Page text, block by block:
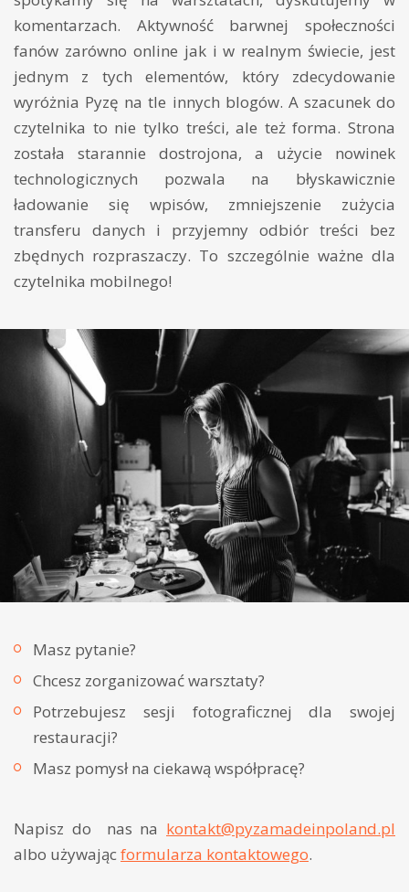
komentarzach. Aktywność barwnej społeczności
fanów zarówno online jak i w realnym świecie, jest
jednym z tych elementów, który zdecydowanie
wyróżnia Pyzę na tle innych blogów. A szacunek do
czytelnika to nie tylko treści, ale też forma. Strona
została starannie dostrojona, a użycie nowinek
technologicznych pozwala na błyskawicznie
ładowanie się wpisów, zmniejszenie zużycia
transferu danych i przyjemny odbiór treści bez
zbędnych rozpraszaczy. To szczególnie ważne dla
czytelnika mobilnego!
Masz pytanie?
Chcesz zorganizować warsztaty?
Potrzebujesz sesji fotograficznej dla swojej
restauracji?
Masz pomysł na ciekawą współpracę?
Napisz do nas na kontakt@pyzamadeinpoland.pl
albo używającformularza kontaktowego.